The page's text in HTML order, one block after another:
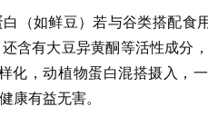
（如鲜豆）若与谷类搭配食
含有大豆异黄酮等活性成分
化，动植物蛋白混搭摄入，
康有益无害。